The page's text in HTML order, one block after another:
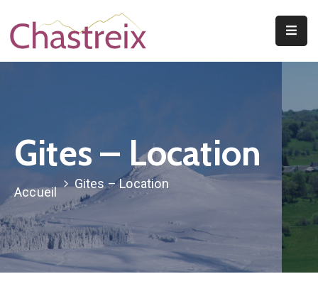
Vie
Village
À
Chastreix
A
Voir/A
Gites – Location
Accueil
Gites – Location